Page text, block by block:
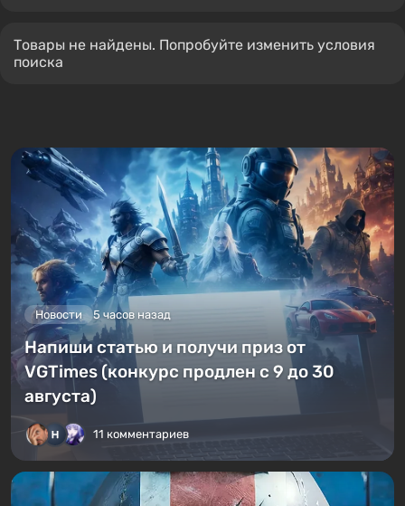
Товары не найдены. Попробуйте изменить условия
поиска
Новости 5 часов назад
Напиши статью и получи приз от
VGTimes (конкурс продлен с 9 до 30
августа)
11 комментариев